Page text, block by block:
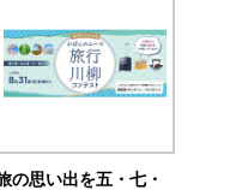
の思い出を五・七・